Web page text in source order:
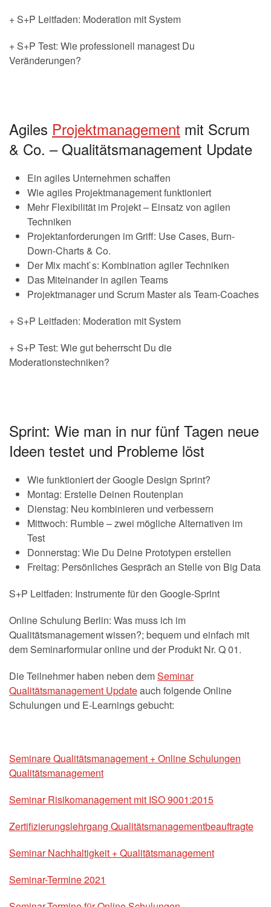
+ S+P Leitfaden: Moderation mit System
+ S+P Test: Wie professionell managest Du
Veränderungen?
Agiles Projektmanagement mit Scrum
& Co. – Qualitätsmanagement Update
Ein agiles Unternehmen schaffen
Wie agiles Projektmanagement funktioniert
Mehr Flexibilität im Projekt – Einsatz von agilen
Techniken
Projektanforderungen im Griff: Use Cases, Burn-
Down-Charts & Co.
Der Mix macht`s: Kombination agiler Techniken
Das Miteinander in agilen Teams
Projektmanager und Scrum Master als Team-Coaches
+ S+P Leitfaden: Moderation mit System
+ S+P Test: Wie gut beherrscht Du die
Moderationstechniken?
Sprint: Wie man in nur fünf Tagen neue
Ideen testet und Probleme löst
Wie funktioniert der Google Design Sprint?
Montag: Erstelle Deinen Routenplan
Dienstag: Neu kombinieren und verbessern
Mittwoch: Rumble – zwei mögliche Alternativen im
Test
Donnerstag: Wie Du Deine Prototypen erstellen
Freitag: Persönliches Gespräch an Stelle von Big Data
S+P Leitfaden: Instrumente für den Google-Sprint
Online Schulung Berlin: Was muss ich im
Qualitätsmanagement wissen?; bequem und einfach mit
dem Seminarformular online und der Produkt Nr. Q 01.
Die Teilnehmer haben neben demSeminar
Qualitätsmanagement Updateauch folgende Online
Schulungen und E-Learnings gebucht:
Seminare Qualitätsmanagement + Online Schulungen
Qualitätsmanagement
Seminar Risikomanagement mit ISO 9001:2015
Zertifizierungslehrgang Qualitätsmanagementbeauftragte
Seminar Nachhaltigkeit + Qualitätsmanagement
Seminar-Termine 2021